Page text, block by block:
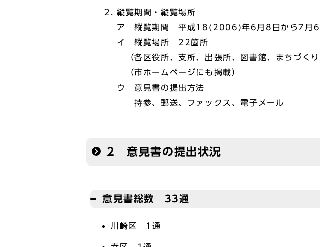
縦覧期間・縦覧場所
ア 縦覧期間 平成18(2006)年6月8日から7月6
イ 縦覧場所 22箇所
（各区役所、支所、出張所、図書館、まちづくり
（市ホームページにも掲載）
ウ 意見書の提出方法
持参、郵送、ファックス、電子メール
2 意見書の提出状況
意見書総数 33通
川崎区 1通